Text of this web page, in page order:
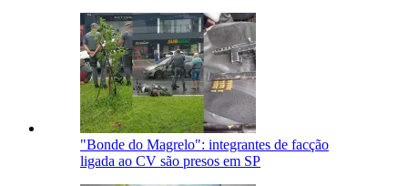
"Bonde do Magrelo": integrantes de facção
ligada ao CV são presos em SP